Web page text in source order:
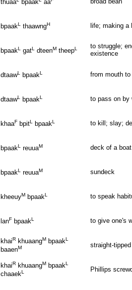
thuaa bpaak aa
bpaakL thaawngH life; making a
bpaakL gatL dteenM theepL
to struggle;
existence
dtaawL bpaakL from mouth to
dtaawL bpaakL to pass on by
khaaF bpitL bpaakL to kill; slay;
bpaakL reuuaM deck of a
bpaakL reuuaM sundeck
kheeuyM bpaakL to speak
lanF bpaakL to give one's
khaiR khuaangM bpaakL
baaenM straight-
khaiR khuaangM bpaakL
chaaekL Phillips